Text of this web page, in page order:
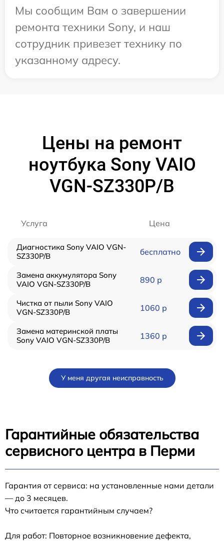
Мы сообщим Вам о завершении
ремонта техники Sony, и наш
сотрудник привезет технику по
указанному адресу.
Цены на ремонт
ноутбука Sony VAIO
VGN-SZ330P/B
Услуга Цена
Диагностика Sony VAIO VGN-
SZ330P/B
бесплатно
Замена аккумулятора Sony
VAIO VGN-SZ330P/B
890 р
Чистка от пыли Sony VAIO
VGN-SZ330P/B
1060 р
Замена материнской платы
Sony VAIO VGN-SZ330P/B
1360 р
У меня другая неисправность
Гарантийные обязательства
сервисного центра в Перми
Гарантия от сервиса: на установленные нами детали
— до 3 месяцев.
Что считается гарантийным случаем?
Для работ: Повторное возникновение дефекта,